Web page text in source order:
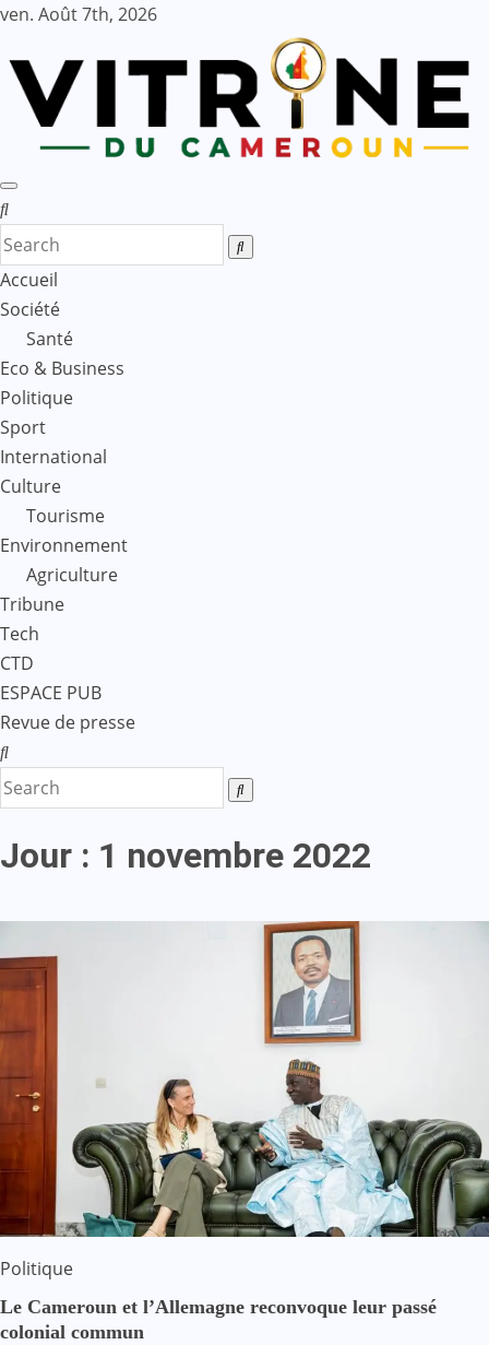
Skip
content
ven. Août 7th, 2026
Accueil
Société
Santé
Eco & Business
Politique
Sport
International
Culture
Tourisme
Environnement
Agriculture
Tribune
Tech
CTD
ESPACE PUB
Revue de presse
Jour : 1 novembre 2022
Politique
Le Cameroun et l’Allemagne reconvoque leur passé
colonial commun